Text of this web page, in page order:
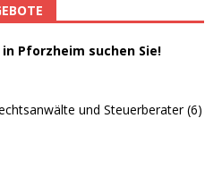
Pforzheim suchen Sie!
und Steuerberater (6)